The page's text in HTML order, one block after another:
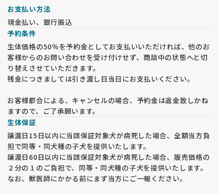
お支払い方法
現金払い、銀行振込
予約条件
生体価格の50％を予約金としてお支払いいただければ、他のお
客様からのお問い合わせを受け付けせず、商談中の状態へと切
り替えさせていただきます。
残金につきましては引き渡し日当日にお支払いください。
お客様都合による、キャンセルの場合、予約金は返金致しかね
ますので、ご了承願います。
生体保証
譲渡日15日以内に当該保証対象犬が病死した場合、全額当方負
担で同等・同犬種の子犬を提供いたします。
譲渡日60日以内に当該保証対象犬が病死した場合、販売価格の
２分の１のご負担で、同等・同犬種の子犬を提供いたします。
なお、獣医師にかかる前にまず当方にご一報ください。